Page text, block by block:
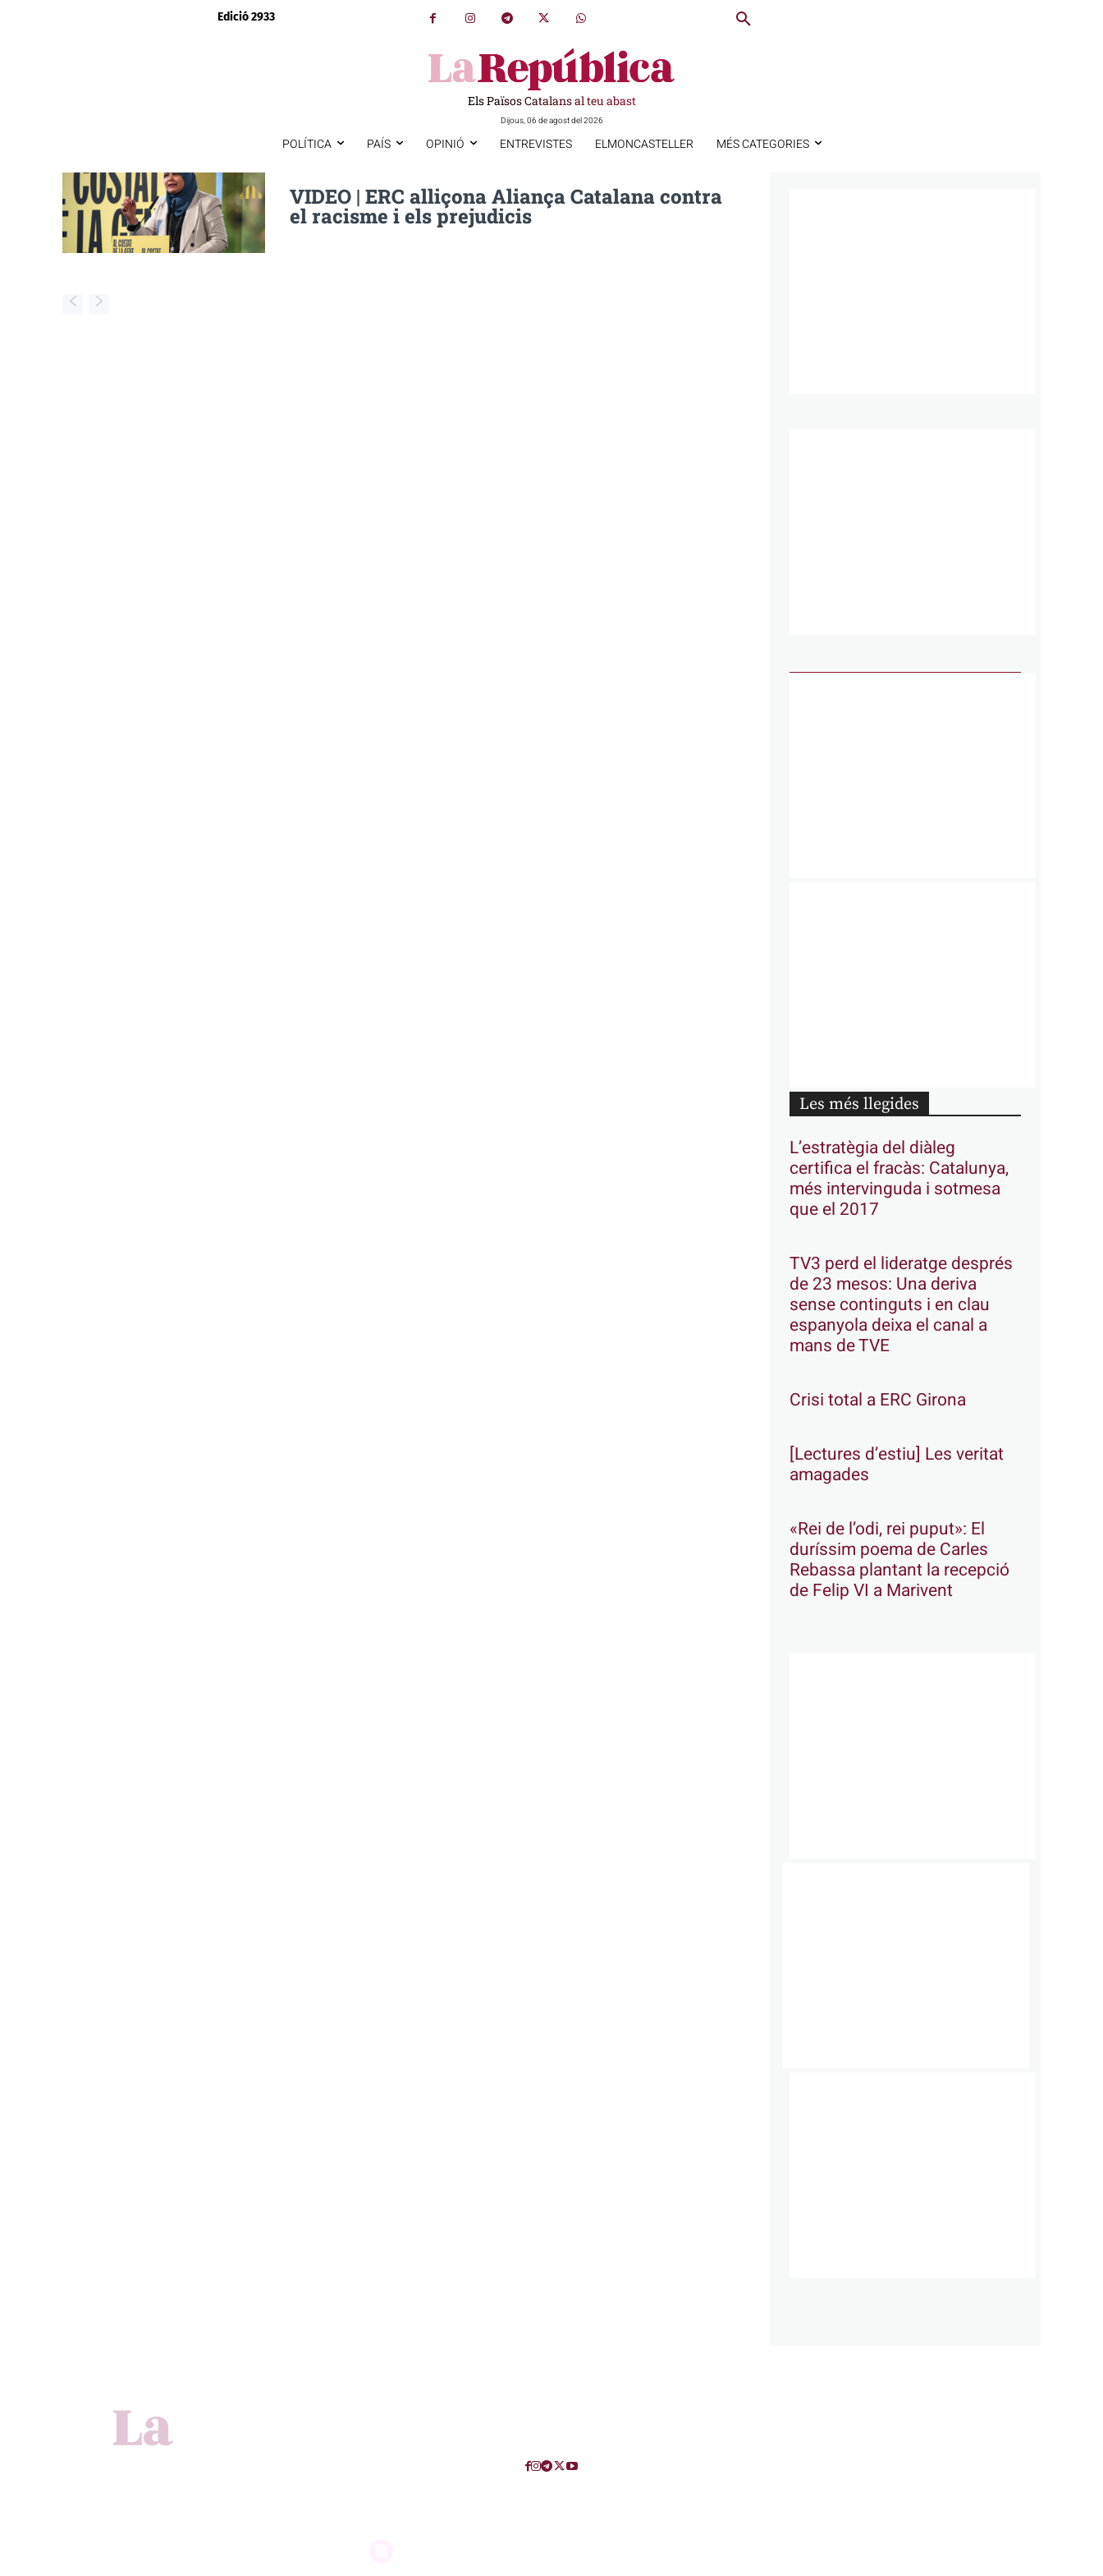
Edició 2933
Els Països Catalans al teu abast
Dijous, 06 de agost del 2026
POLÍTICA PAÍS OPINIÓ ENTREVISTES ELMONCASTELLER MÉS CATEGORIES
VIDEO | ERC alliçona Aliança Catalana contra
el racisme i els prejudicis
Les més llegides
L’estratègia del diàleg
certifica el fracàs: Catalunya,
més intervinguda i sotmesa
que el 2017
TV3 perd el lideratge després
de 23 mesos: Una deriva
sense continguts i en clau
espanyola deixa el canal a
mans de TVE
Crisi total a ERC Girona
[Lectures d’estiu] Les veritat
amagades
«Rei de l’odi, rei puput»: El
duríssim poema de Carles
Rebassa plantant la recepció
de Felip VI a Marivent